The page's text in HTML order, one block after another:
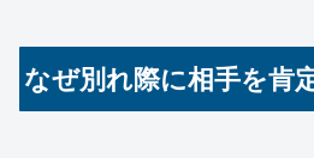
なぜ別れ際に相手を肯